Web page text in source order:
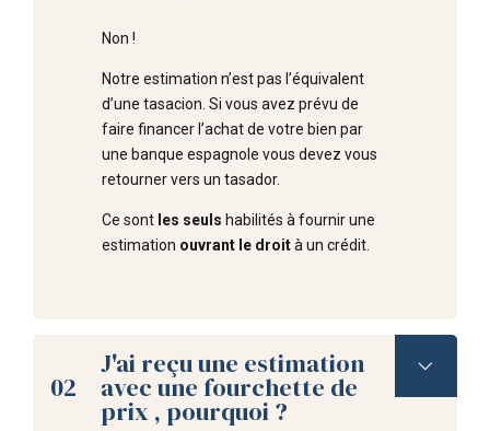
Non !
Notre estimation n’est pas l’équivalent
d’une tasacion. Si vous avez prévu de
faire financer l’achat de votre bien par
une banque espagnole vous devez vous
retourner vers un tasador.
Ce sont les seuls habilités à fournir une
estimation ouvrant le droità un crédit.
02
J'ai reçu une estimation
avec une fourchette de
prix , pourquoi ?